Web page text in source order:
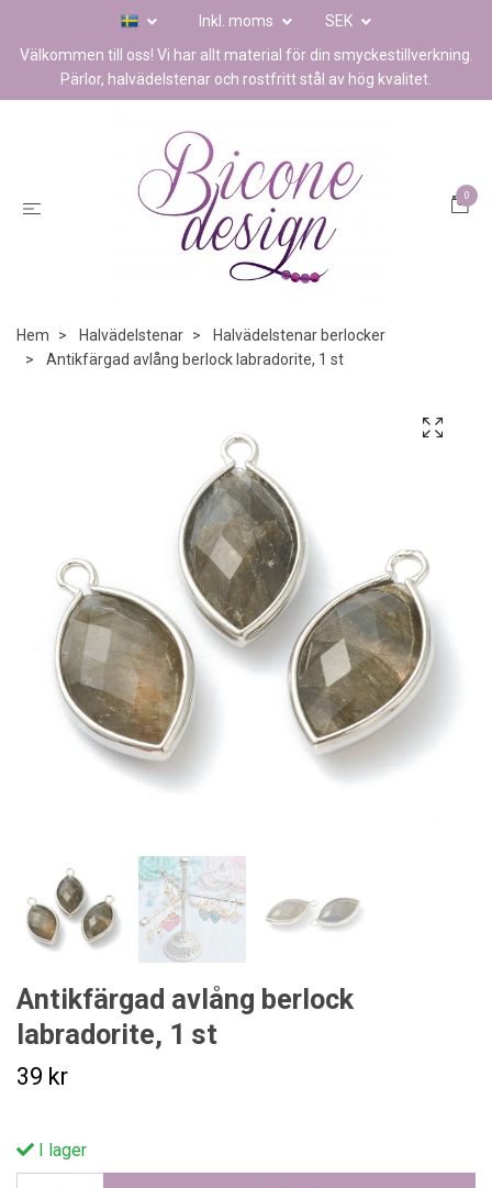
Inkl. moms
SEK
Välkommen till oss! Vi har allt material för din smyckestillverkning.
Pärlor, halvädelstenar och rostfritt stål av hög kvalitet.
0
Hem Halvädelstenar
Halvädelstenar berlocker
Antikfärgad avlång berlock labradorite, 1 st
Antikfärgad avlång berlock
labradorite, 1 st
39 kr
I lager